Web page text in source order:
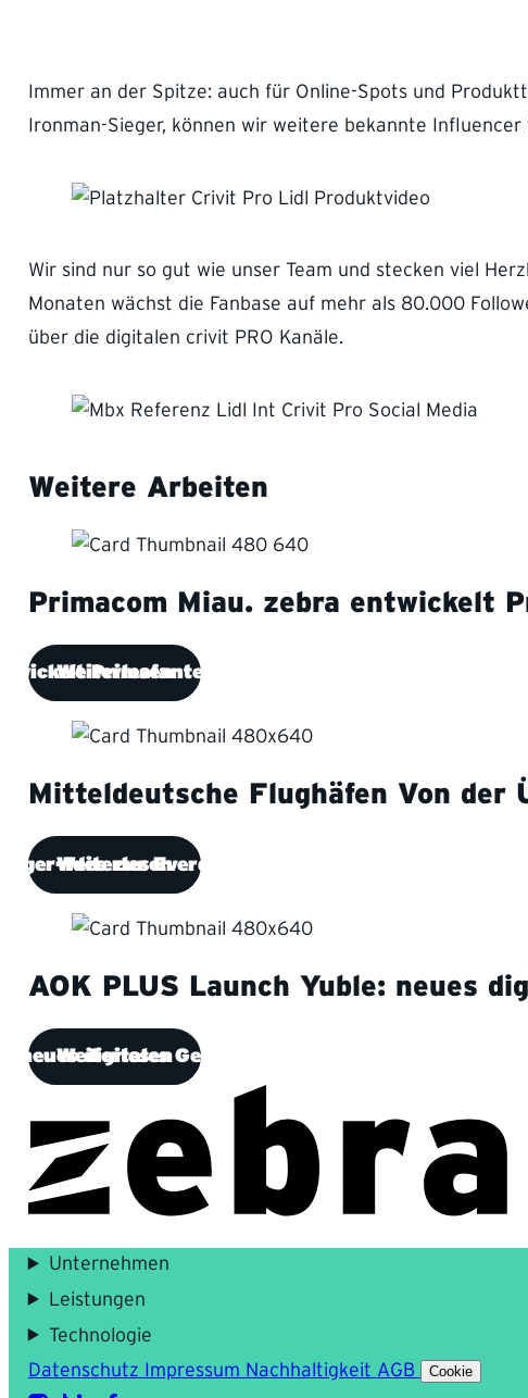
Immer an der Spitze: auch für Online-Spots und
Ironman-Sieger, können wir weitere bekannte
Wir sind nur so gut wie unser Team und stecken viel
Monaten wächst die Fanbase auf mehr als 80.000
über die digitalen crivit PRO Kanäle.
Weitere Arbeiten
Primacom Miau. zebra entwickelt
Weiterlesen
Primafanten als Key Visual.
Mitteldeutsche Flughäfen Von der
Weiterlesen
Idee zur Evergreen-Kampagne
AOK PLUS Launch Yuble: neues
Weiterlesen
neues digitales Gesundheitsportal
Unternehmen
Leistungen
Technologie
Datenschutz
Impressum Nachhaltigkeit AGB Cookie